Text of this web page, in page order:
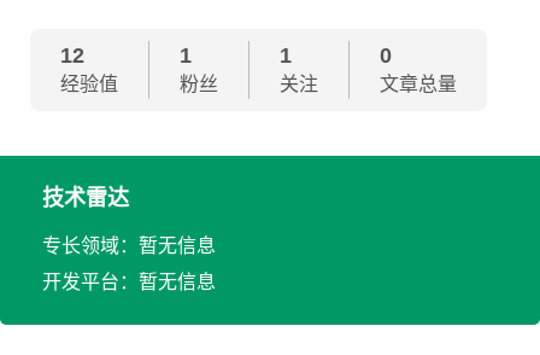
12
经验值
1
粉丝
1
关注
0
文章总量
技术雷达
专长领域：暂无信息
开发平台：暂无信息